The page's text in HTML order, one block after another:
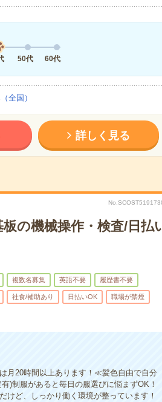
50代 60代
全国）
詳しく見る
の機械操作・検査/日払
複数名募集 英語不要 履歴書不要
社食/補助あり 日払いOK 職場が禁煙
月20時間以上あります！≪髪色自由で自分
)制服があると毎日の服選びに悩まずOK！
ど、しっかり働く環境が整っています！